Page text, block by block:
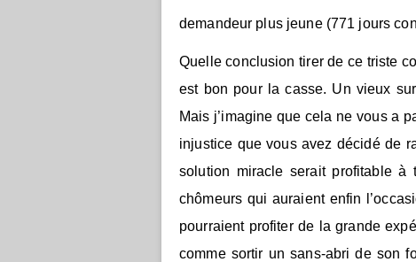
demandeur plus jeune (771 jours
Quelle conclusion tirer de ce triste
est bon pour la casse. Un vieux
Mais j’imagine que cela ne vous a
injustice que vous avez décidé de
solution miracle serait profitable
chômeurs qui auraient enfin
pourraient profiter de la grande
comme sortir un sans-abri de son